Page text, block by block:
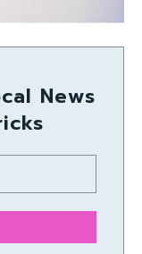
News